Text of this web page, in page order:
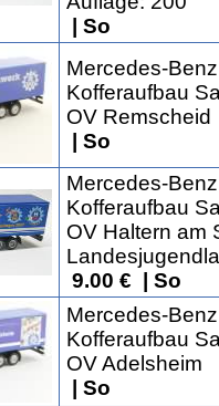
| So
Mercedes-
Kofferaufbau
OV Remscheid
| So
Mercedes-
Kofferaufbau
OV Haltern am
9.00 € | So
Mercedes-
Kofferaufbau
OV Adelsheim
| So